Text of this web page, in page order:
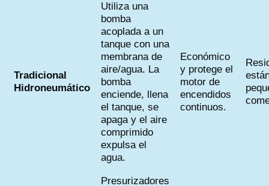
Tradicional
Hidroneumático
Utiliza una
bomba
acoplada a un
tanque con una
membrana de
aire/agua. La
bomba
enciende, llena
el tanque, se
apaga y el aire
comprimido
expulsa el
agua.
Económico
y protege el
motor de
encendidos
continuos.
Presurizadores